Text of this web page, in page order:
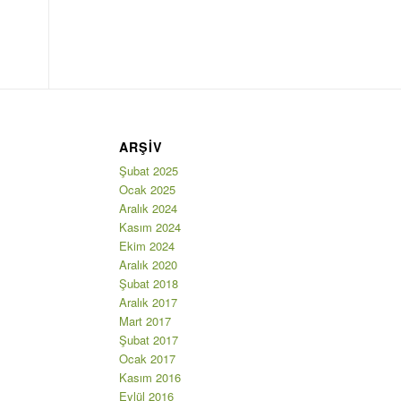
ARŞIV
Şubat 2025
Ocak 2025
Aralık 2024
Kasım 2024
Ekim 2024
Aralık 2020
Şubat 2018
Aralık 2017
Mart 2017
Şubat 2017
Ocak 2017
Kasım 2016
Eylül 2016